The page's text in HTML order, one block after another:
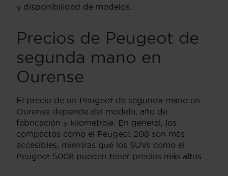
y disponibilidad de modelos.
Precios de Peugeot de
segunda mano en
Ourense
El precio de un Peugeot de segunda mano en
Ourense depende del modelo, año de
fabricación y kilometraje. En general, los
compactos como el Peugeot 208 son más
accesibles, mientras que los SUVs como el
Peugeot 5008 pueden tener precios más altos.